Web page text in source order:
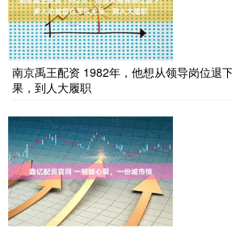
南京禹王配资 1982年，他想从领导岗位退
果，到人大履职